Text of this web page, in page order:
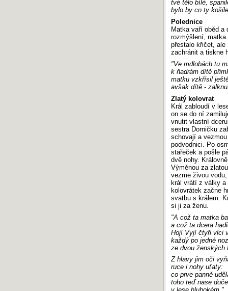
tvé tělo bílé,
bylo by co ty
Polednice
Matka vaří oběd
rozmýšlení,
přestalo křičet,
zachránit a tiskne
"Ve mdlobách tu
k ňadrám dítě
matku vzkřísil
avšak dítě -
Zlatý kolovrat
Král zabloudí v
on se do ní
vnutit vlastní
sestra Dorničku
schovají a
podvodnici. Po
stařeček a pošle
dvě nohy.
Výměnou za
vezme živou
král vrátí z války a
kolovrátek začne
svatbu s králem.
si ji za ženu.
"A což ta matka
a což ta dcera
Hoj! Vyjí čtyři vlci
každý po jedné
ze dvou ženských
Z hlavy jim oči
ruce i nohy uťaty:
co prve panně
toho teď nase